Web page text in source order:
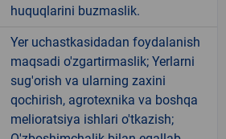
huquqlarini buzmaslik.
Yer uchastkasidadan foydalanish
maqsadi o'zgartirmaslik; Yerlarni
sug'orish va ularning zaxini
qochirish, agrotexnika va boshqa
melioratsiya ishlari o'tkazish;